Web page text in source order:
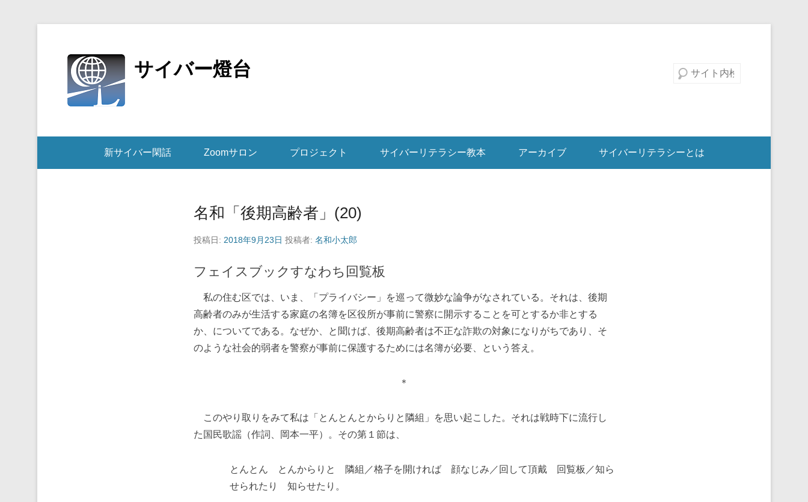
サイバー燈台 検索
新サイバー閑話 Zoomサロン プロジェクト サイバーリテラシー教本 アーカイブ サイバーリテラシーとは
名和「後期高齢者」(20)
投稿日: 2018年9月23日 投稿者: 名和小太郎
フェイスブックすなわち回覧板
私の住む区では、いま、「プライバシー」を巡って微妙な論争がなされている。それは、後期
高齢者のみが生活する家庭の名簿を区役所が事前に警察に開示することを可とするか非とする
か、についてである。なぜか、と聞けば、後期高齢者は不正な詐欺の対象になりがちであり、そ
のような社会的弱者を警察が事前に保護するためには名簿が必要、という答え。
＊
このやり取りをみて私は「とんとんとからりと隣組」を思い起こした。それは戦時下に流行し
た国民歌謡（作詞、岡本一平）。その第１節は、
とんとん とんからりと 隣組／格子を開ければ 顔なじみ／回して頂戴 回覧板／知ら
せられたり 知らせたり。